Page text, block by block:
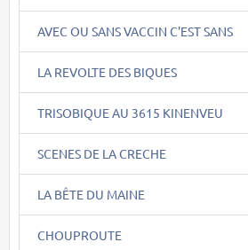
AVEC OU SANS VACCIN C'EST SANS
LA REVOLTE DES BIQUES
TRISOBIQUE AU 3615 KINENVEU
SCENES DE LA CRECHE
LA BÊTE DU MAINE
CHOUPROUTE